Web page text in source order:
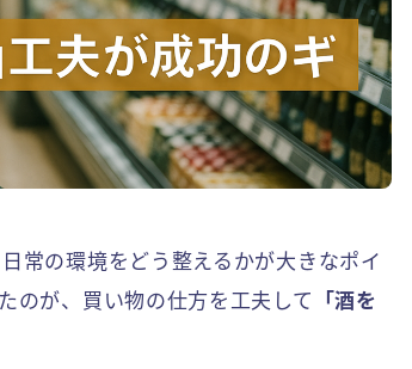
常の環境をどう整えるかが大きなポイ
のが、買い物の仕方を工夫して
「酒を